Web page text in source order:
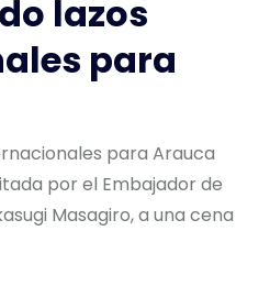
lazos
para
para Arauca
por el Embajador de
Masagiro, a una cena